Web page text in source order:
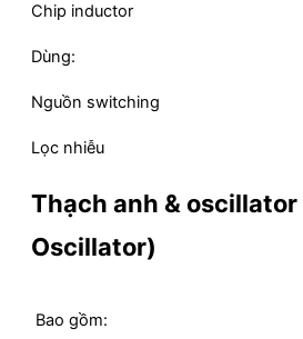
Chip inductor
Dùng:
Nguồn switching
Lọc nhiễu
Thạch anh &
Oscillator)
Bao gồm: